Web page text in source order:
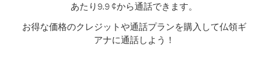
あたり9.9 ¢から通話できます。
お得な価格のクレジットや通話プランを購入して仏領ギ
アナに通話しよう！